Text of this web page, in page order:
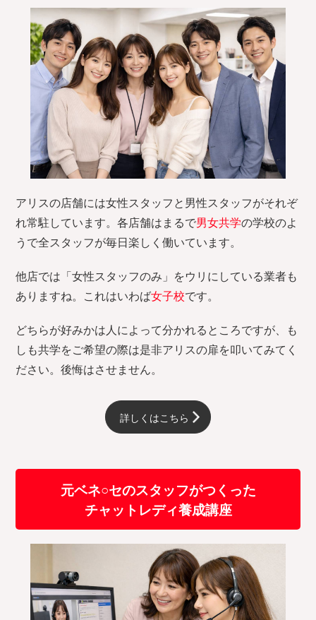
アリスの店舗には女性スタッフと男性スタッフがそれぞ
れ常駐しています。各店舗はまるで男女共学の学校のよ
うで全スタッフが毎日楽しく働いています。
他店では「女性スタッフのみ」をウリにしている業者も
ありますね。これはいわば女子校です。
どちらが好みかは人によって分かれるところですが、も
しも共学をご希望の際は是非アリスの扉を叩いてみてく
ださい。後悔はさせません。
詳しくはこちら
元ベネ○セのスタッフがつくった
チャットレディ養成講座